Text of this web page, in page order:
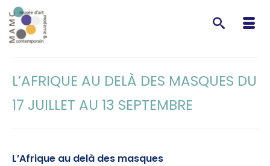
L’AFRIQUE AU DELÀ DES MASQUES DU
17 JUILLET AU 13 SEPTEMBRE
L’Afrique au delà des masques